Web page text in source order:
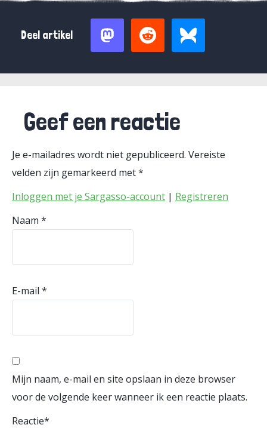
Deel artikel
Geef een reactie
Je e-mailadres wordt niet gepubliceerd. Vereiste
velden zijn gemarkeerd met*
Inloggen met je Sargasso-account | Registreren
Naam *
E-mail *
Mijn naam, e-mail en site opslaan in deze browser
voor de volgende keer wanneer ik een reactie plaats.
Reactie*